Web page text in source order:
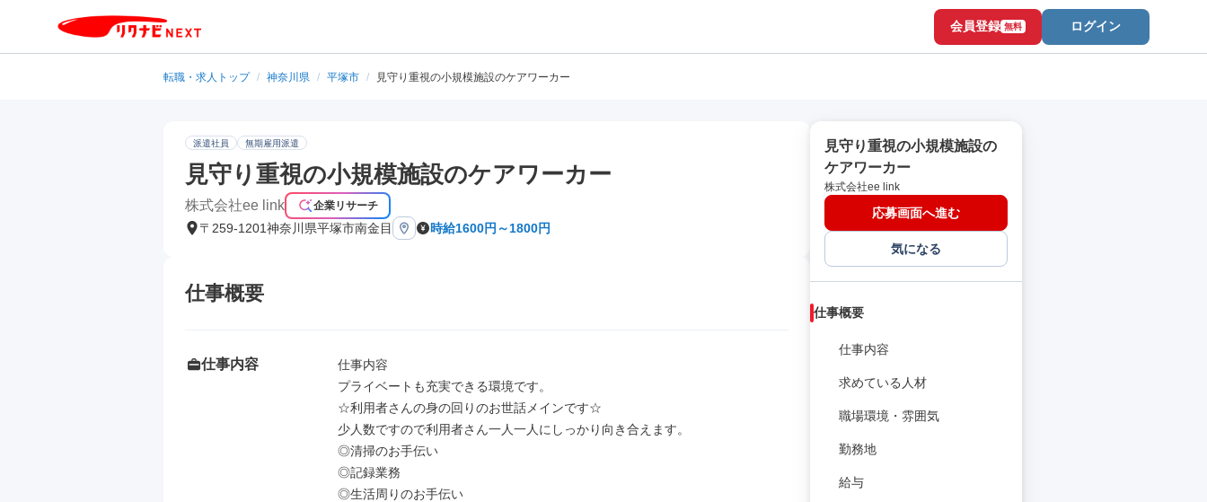
会員登録 無料 ログイン
転職・求人トップ / 神奈川県 / 平塚市 / 見守り重視の小規模施設のケアワーカー
派遣社員 無期雇用派遣
見守り重視の小規模施設のケアワーカー
株式会社ee link 企業リサーチ
〒259-1201神奈川県平塚市南金目 時給1600円～1800円
仕事概要
仕事内容
仕事内容
プライベートも充実できる環境です。
☆利用者さんの身の回りのお世話メインです☆
少人数ですので利用者さん一人一人にしっかり向き合えます。
◎清掃のお手伝い
◎記録業務
◎生活周りのお手伝い
見守り重視の小規模施設の
ケアワーカー
株式会社ee link
応募画面へ進む
気になる
仕事概要
仕事内容
求めている人材
職場環境・雰囲気
勤務地
給与